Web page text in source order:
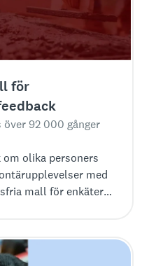
för
över 92 000 gånger
om olika personers
med
mall för enkäter